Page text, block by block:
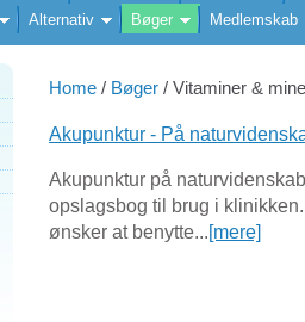
Alternativ Bøger Medlemskab
Home / Bøger / Vitaminer &
Akupunktur - På
Akupunktur på
opslagsbog til brug i
ønsker at benytte...[mere]